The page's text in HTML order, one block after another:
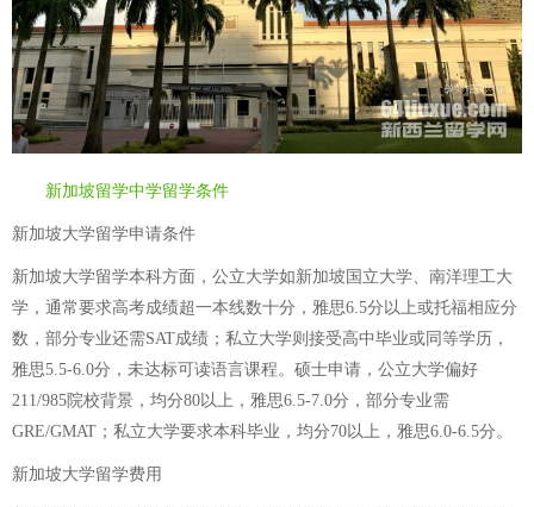
新加坡留学中学留学条件
新加坡大学留学申请条件
新加坡大学留学本科方面，公立大学如新加坡国立大学、南洋理工大
学，通常要求高考成绩超一本线数十分，雅思6.5分以上或托福相应分
数，部分专业还需SAT成绩；私立大学则接受高中毕业或同等学历，
雅思5.5-6.0分，未达标可读语言课程。硕士申请，公立大学偏好
211/985院校背景，均分80以上，雅思6.5-7.0分，部分专业需
GRE/GMAT；私立大学要求本科毕业，均分70以上，雅思6.0-6.5分。
新加坡大学留学费用